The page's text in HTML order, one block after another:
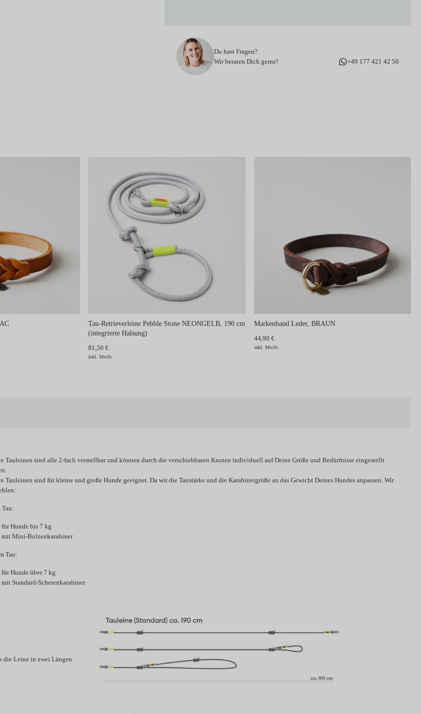
Du hast Fragen?
Wir beraten Dich gerne!
+49 177 421 42 50
Tau-Retrieverleine Pebble Stone NEONGELB, 190 cm
(integrierte Halsung)
81,50 €
inkl. MwSt.
Markenband Leder, BRAUN
44,90 €
inkl. MwSt.
Tauleinen sind alle 2-fach verstellbar und können durch die verschiebbaren Knoten individuell auf Deine Größe und Bedürfnisse eingestellt
Tauleinen sind für kleine und große Hunde geeignet. Da wir die Taustärke und die Karabinergröße an das Gewicht Deines Hundes anpassen. Wir
Tau:
für Hunde bis 7 kg
mit Mini-Bolzenkarabiner
Tau:
für Hunde über 7 kg
mit Standard-Scherenkarabiner
die Leine in zwei Längen